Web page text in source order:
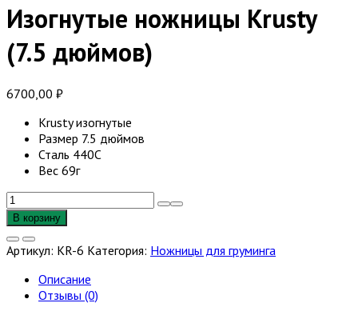
Изогнутые ножницы Krusty
(7.5 дюймов)
6700,00 ₽
Krusty изогнутые
Размер 7.5 дюймов
Сталь 440С
Вес 69г
Количество
товара
Изогнутые
ножницы
Krusty
дюймов)
В корзину
Артикул: KR-6 Категория: Ножницы для груминга
Описание
Отзывы (0)